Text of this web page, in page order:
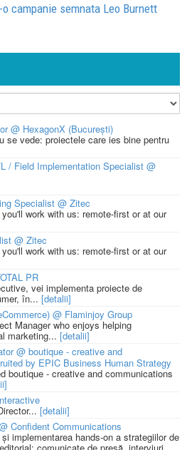
campanie semnata Leo Burnett
@ HexagonX (București)
se vede: proiectele care ies bine pentru
/ Field Implementation Specialist @
Specialist @ Zitec
work with us: remote-first or at our
@ Zitec
work with us: remote-first or at our
PR
vei implementa proiecte de
în... [detalii]
@ Flaminjoy Group
Manager who enjoys helping
marketing... [detalii]
@ boutique - creative and
by EPIC Business Human Strategy
boutique - creative and communications
[detalii]
Confident Communications
implementarea hands-on a strategiilor de